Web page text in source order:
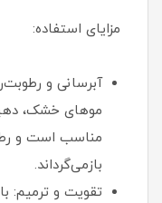
مزایای استفاده:
آبرسانی و
موهای خشک،
مناسب است و
بازمی‌گرداند.
تقویت و ترمیم: